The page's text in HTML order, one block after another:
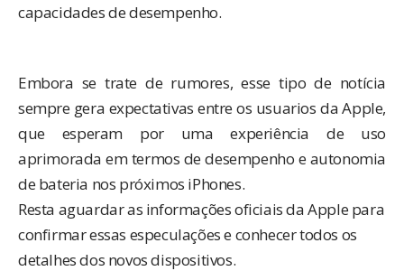
capacidades de desempenho.
Embora se trate de rumores, esse tipo de notícia
sempre gera expectativas entre os usuarios da Apple,
que esperam por uma experiência de uso
aprimorada em termos de desempenho e autonomia
de bateria nos próximos iPhones.
Resta aguardar as informações oficiais da Apple para
confirmar essas especulações e conhecer todos os
detalhes dos novos dispositivos.